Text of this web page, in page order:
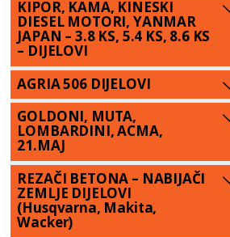
KIPOR, KAMA, KINESKI
DIESEL MOTORI, YANMAR
JAPAN – 3.8 KS, 5.4 KS, 8.6 KS
– DIJELOVI
AGRIA 506 DIJELOVI
GOLDONI, MUTA,
LOMBARDINI, ACMA,
21.MAJ
REZAČI BETONA – NABIJAČI
ZEMLJE DIJELOVI
(Husqvarna, Makita,
Wacker)